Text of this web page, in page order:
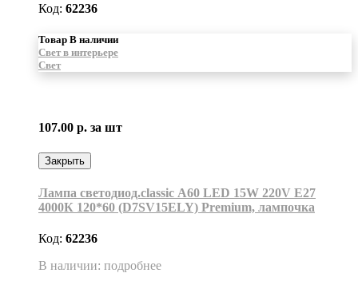
Код: 62236
Товар В наличии
Свет в интерьере
Свет
107.00 р. за шт
Закрыть
Лампа светодиод.classic А60 LED 15W 220V E27
4000К 120*60 (D7SV15ELY) Premium, лампочка
Код: 62236
В наличии: подробнее